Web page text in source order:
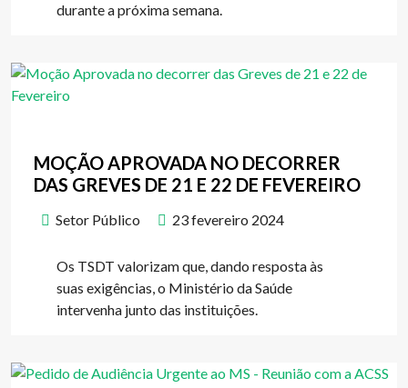
durante a próxima semana.
MOÇÃO APROVADA NO DECORRER
DAS GREVES DE 21 E 22 DE FEVEREIRO
Setor Público 23 fevereiro 2024
Os TSDT valorizam que, dando resposta às
suas exigências, o Ministério da Saúde
intervenha junto das instituições.